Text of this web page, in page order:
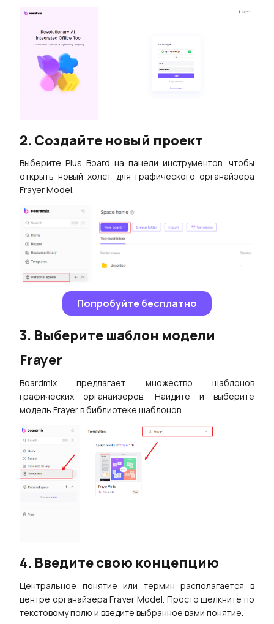
2. Создайте новый проект
Выберите Plus Board на панели инструментов, чтобы
открыть новый холст для графического органайзера
Frayer Model.
Попробуйте бесплатно
3. Выберите шаблон модели
Frayer
Boardmix предлагает множество шаблонов
графических органайзеров. Найдите и выберите
модель Frayer в библиотеке шаблонов.
4. Введите свою концепцию
Центральное понятие или термин располагается в
центре органайзера Frayer Model. Просто щелкните по
текстовому полю и введите выбранное вами понятие.